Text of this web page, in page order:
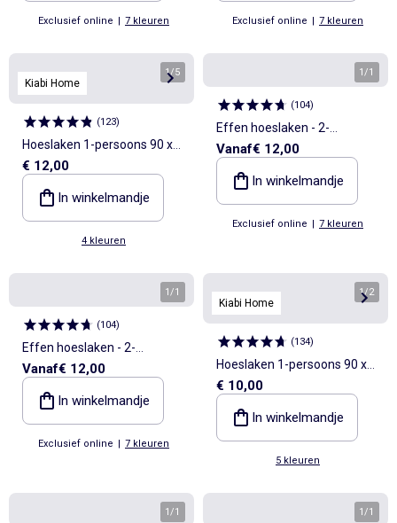
Exclusief online | 7 kleuren Exclusief online | 7 kleuren
Kiabi Home
1/5
(123)
Hoeslaken 1-persoons 90 x
190 cm van katoen - Kiabi
Home
€ 12,00
In winkelmandje
4 kleuren
1 /1
(104)
Effen hoeslaken - 2-
persoonsbed
Vanaf€ 12,00
In winkelmandje
Exclusief online | 7 kleuren
1 /1
(104)
Effen hoeslaken - 2-
persoonsbed
Vanaf€ 12,00
In winkelmandje
Exclusief online | 7 kleuren
Kiabi Home
1/2
(134)
Hoeslaken 1-persoons 90 x
190 cm van katoen - Kiabi
Home
€ 10,00
In winkelmandje
5 kleuren
1 /1 1 /1